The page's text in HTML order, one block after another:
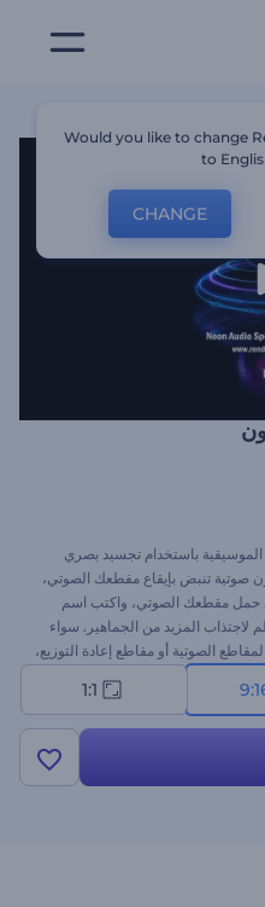
باستخدام تجسيد بصري
صوتية تنبض بإيقاع مقطعك الصوتي،
حمل مقطعك الصوتي، واكتب اسم
لاجتذاب المزيد من الجماهير. سواء
الصوتية أو مقاطع إعادة التوزيع،
واجعل إيقاعاتك تنبض بالحياة وشاهد
1:1
Would you like to change
to
CHANGE